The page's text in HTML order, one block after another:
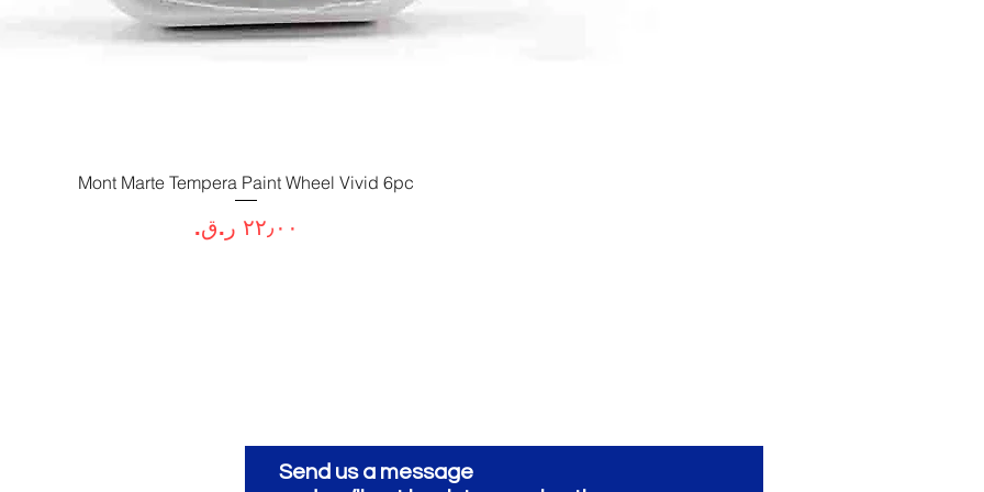
العرض السريع
Mont Marte Tempera Paint Wheel Vivid 6pc
السعر
Send us a message